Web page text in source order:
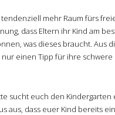
mehr Raum fürs
dass Eltern ihr Kind am
was dieses braucht. Aus
einen Tipp für ihre schwere
sucht euch den Kindergarten
aus, dass euer Kind bereits